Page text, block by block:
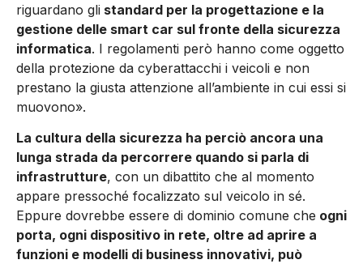
riguardano gli standard per la progettazione e la
gestione delle smart car sul fronte della sicurezza
informatica. I regolamenti però hanno come oggetto
della protezione da cyberattacchi i veicoli e non
prestano la giusta attenzione all’ambiente in cui essi si
muovono».
La cultura della sicurezza ha perciò ancora una
lunga strada da percorrere quando si parla di
infrastrutture, con un dibattito che al momento
appare pressoché focalizzato sul veicolo in sé.
Eppure dovrebbe essere di dominio comune che ogni
porta, ogni dispositivo in rete, oltre ad aprire a
funzioni e modelli di business innovativi, può